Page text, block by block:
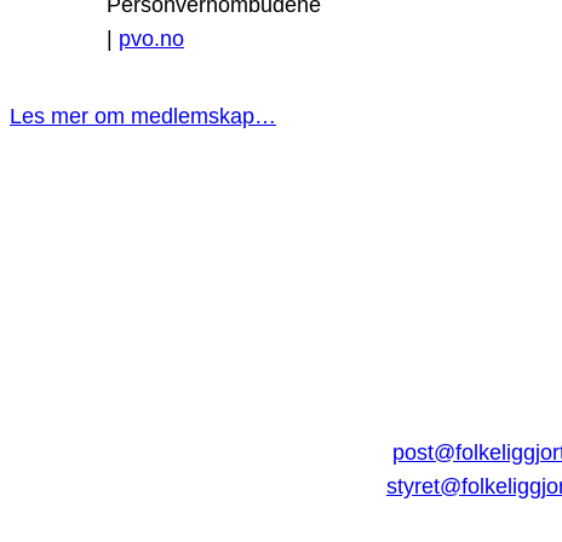
| pvo.no
Les mer om medlemskap…